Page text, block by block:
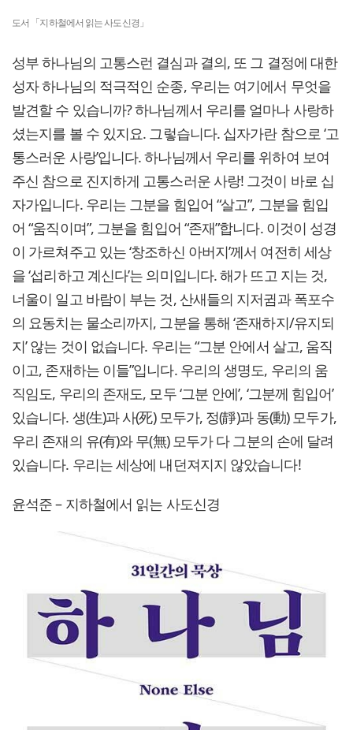
도서 「지하철에서 읽는 사도신경」
성부 하나님의 고통스런 결심과 결의, 또 그 결정에 대한
성자 하나님의 적극적인 순종, 우리는 여기에서 무엇을
발견할 수 있습니까? 하나님께서 우리를 얼마나 사랑하
셨는지를 볼 수 있지요. 그렇습니다. 십자가란 참으로 ‘고
통스러운 사랑’입니다. 하나님께서 우리를 위하여 보여
주신 참으로 진지하게 고통스러운 사랑! 그것이 바로 십
자가입니다. 우리는 그분을 힘입어 “살고”, 그분을 힘입
어 “움직이며”, 그분을 힘입어 “존재”합니다. 이것이 성경
이 가르쳐주고 있는 ‘창조하신 아버지’께서 여전히 세상
을 ‘섭리하고 계신다’는 의미입니다. 해가 뜨고 지는 것,
너울이 일고 바람이 부는 것, 산새들의 지저귐과 폭포수
의 요동치는 물소리까지, 그분을 통해 ‘존재하지/유지되
지’ 않는 것이 없습니다. 우리는 “그분 안에서 살고, 움직
이고, 존재하는 이들”입니다. 우리의 생명도, 우리의 움
직임도, 우리의 존재도, 모두 ‘그분 안에’, ‘그분께 힘입어’
있습니다. 생(生)과 사(死) 모두가, 정(靜)과 동(動) 모두가,
우리 존재의 유(有)와 무(無) 모두가 다 그분의 손에 달려
있습니다. 우리는 세상에 내던져지지 않았습니다!
윤석준 – 지하철에서 읽는 사도신경